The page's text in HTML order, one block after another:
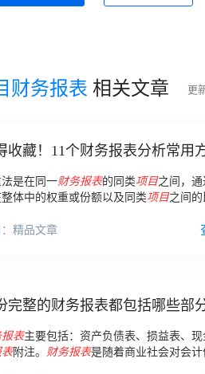
财务报表 相关文章 更
收藏！11个财务报表分析常用
法是在同一财务报表的同类项目之间，
体中的权重或份额以及同类项目之间
精品文章
完整的财务报表都包括哪些部分
表主要包括：资产负债表、损益表、现
表附注。 财务报表是随着商业社会对会